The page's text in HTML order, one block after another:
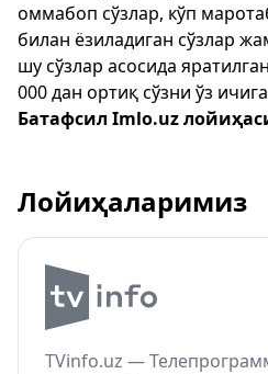
оммабоп сўзлар, кўп
билан ёзиладиган сўзлар
шу сўзлар асосида
000 дан ортиқ сўзни ўз
Батафсил Imlo.uz
Лойиҳаларимиз
TVinfo.uz —